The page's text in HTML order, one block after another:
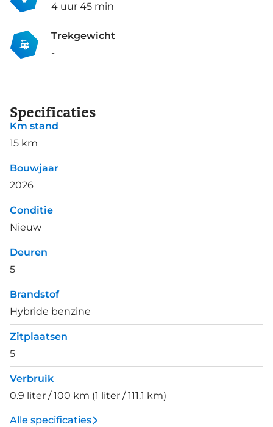
4 uur 45 min
Trekgewicht
-
Specificaties
Km stand
15 km
Bouwjaar
2026
Conditie
Nieuw
Deuren
5
Brandstof
Hybride benzine
Zitplaatsen
5
Verbruik
0.9 liter / 100 km (1 liter / 111.1 km)
Alle specificaties